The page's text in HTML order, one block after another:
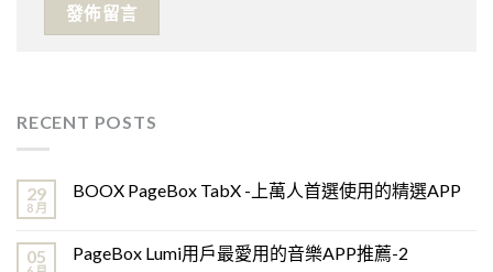
RECENT POSTS
29
8 月
BOOX PageBox TabX -上萬人首選使用的精選APP
05 PageBox Lumi用戶最愛用的音樂APP推薦-2